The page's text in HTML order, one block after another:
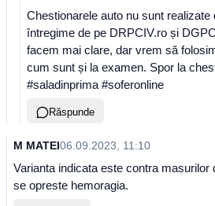
Chestionarele auto nu sunt realizate
întregime de pe DRPCIV.ro și
facem mai clare, dar vrem să
cum sunt și la examen. Spor la
#saladinprima #soferonline
Răspunde
M MATEI06.09.2023, 11:10
Varianta indicata este contra masurilor
se opreste hemoragia.